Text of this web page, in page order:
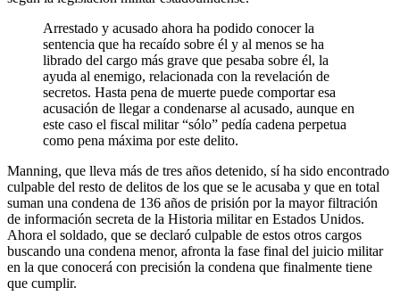
Arrestado y acusado ahora ha podido conocer la
sentencia que ha recaído sobre él y al menos se ha
librado del cargo más grave que pesaba sobre él, la
ayuda al enemigo, relacionada con la revelación de
secretos. Hasta pena de muerte puede comportar esa
acusación de llegar a condenarse al acusado, aunque en
este caso el fiscal militar “sólo” pedía cadena perpetua
como pena máxima por este delito.
Manning, que lleva más de tres años detenido, sí ha sido encontrado
culpable del resto de delitos de los que se le acusaba y que en total
suman una condena de 136 años de prisión por la mayor filtración
de información secreta de la Historia militar en Estados Unidos.
Ahora el soldado, que se declaró culpable de estos otros cargos
buscando una condena menor, afronta la fase final del juicio militar
en la que conocerá con precisión la condena que finalmente tiene
que cumplir.